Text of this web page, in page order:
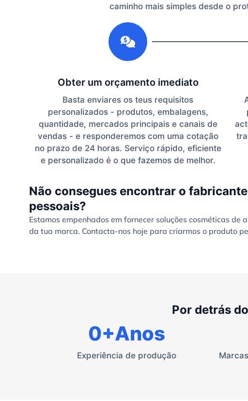
caminho mais simples desde o
Obter um orçamento imediato
Basta enviares os teus requisitos
personalizados - produtos, embalagens,
quantidade, mercados principais e canais de
vendas - e responderemos com uma cotação
no prazo de 24 horas. Serviço rápido, eficiente
e personalizado é o que fazemos de melhor.
Não consegues encontrar o
pessoais?
Estamos empenhados em fornecer soluções cosméticas
da tua marca. Contacta-nos hoje para criarmos o produto
Por detrás
Experiência de produção
0+Anos